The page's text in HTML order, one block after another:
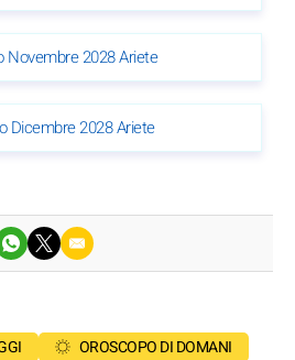
Novembre 2028 Ariete
Dicembre 2028 Ariete
OROSCOPO DI DOMANI